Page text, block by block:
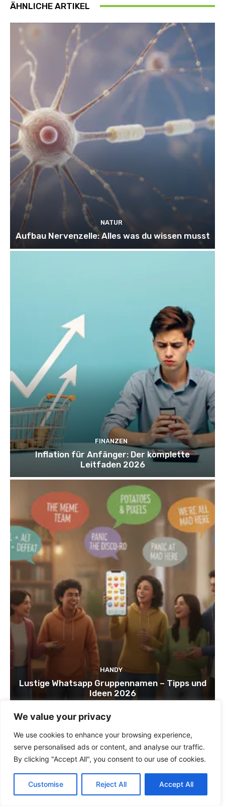
We value your privacy
We use cookies to enhance your browsing experience,
serve personalised ads or content, and analyse our traffic.
By clicking "Accept All", you consent to our use of cookies.
Customise Reject All Accept All
ÄHNLICHE ARTIKEL
NATUR
Aufbau Nervenzelle: Alles was du wissen musst
FINANZEN
Inflation für Anfänger: Der komplette
Leitfaden 2026
HANDY
Lustige Whatsapp Gruppennamen – Tipps und
Ideen 2026
- Werbung -